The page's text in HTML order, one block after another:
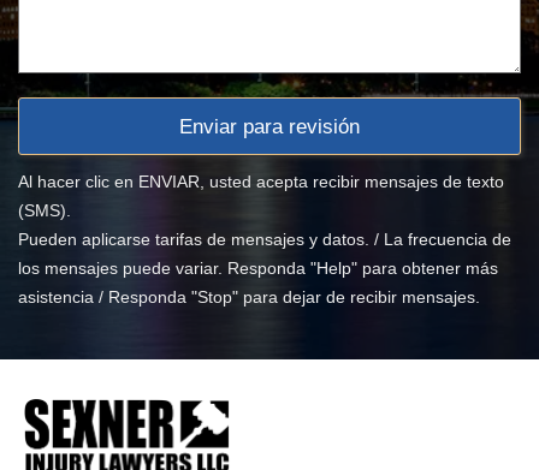
Al hacer clic en ENVIAR, usted acepta recibir mensajes de texto
(SMS).
Pueden aplicarse tarifas de mensajes y datos. / La frecuencia de
los mensajes puede variar. Responda "Help" para obtener más
asistencia / Responda "Stop" para dejar de recibir mensajes.